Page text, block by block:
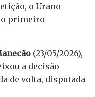
o Urano
o primeiro
(23/05/2026),
a decisão
de volta, disputada